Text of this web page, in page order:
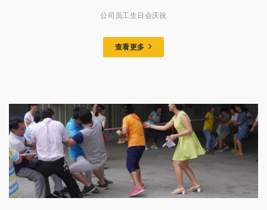
公司员工生日会庆祝
查看更多